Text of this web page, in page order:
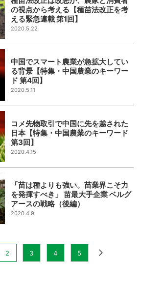
の視点から考える【種苗法改正を考
える緊急連載 第1回】
2020.5.22
中国でスマート農業が急拡大してい
る背景【特集・中国農業のキーワー
ド 第4回】
2020.5.11
コメ先物取引で中国に先を越された
日本【特集・中国農業のキーワード
第3回】
2020.4.15
「苗は種よりも強い。苗業界こそ力
を発揮すべき」 苗最大手企業 ベルグ
アースの戦略（後編）
2020.4.9
2 3 4 5